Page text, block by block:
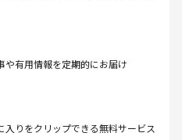
や有用情報を定期的にお届け
入りをクリップできる無料サービス